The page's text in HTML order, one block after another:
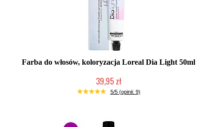
Farba do włosów, koloryzacja Loreal Dia Light 50ml
39,95 zł
Duża ilość (wysyłka w 24h)
5/5 (opinii: 9)